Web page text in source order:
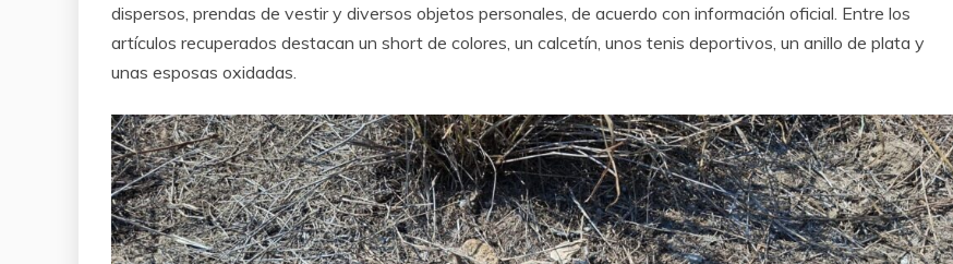
dispersos, prendas de vestir y diversos objetos personales, de acuerdo con información oficial. Entre los
artículos recuperados destacan un short de colores, un calcetín, unos tenis deportivos, un anillo de plata y
unas esposas oxidadas.